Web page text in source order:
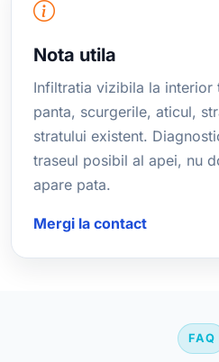
Nota utila
Infiltratia vizibila la interior
panta, scurgerile, aticul,
stratului existent.
traseul posibil al apei, nu
apare pata.
Mergi la contact
FAQ